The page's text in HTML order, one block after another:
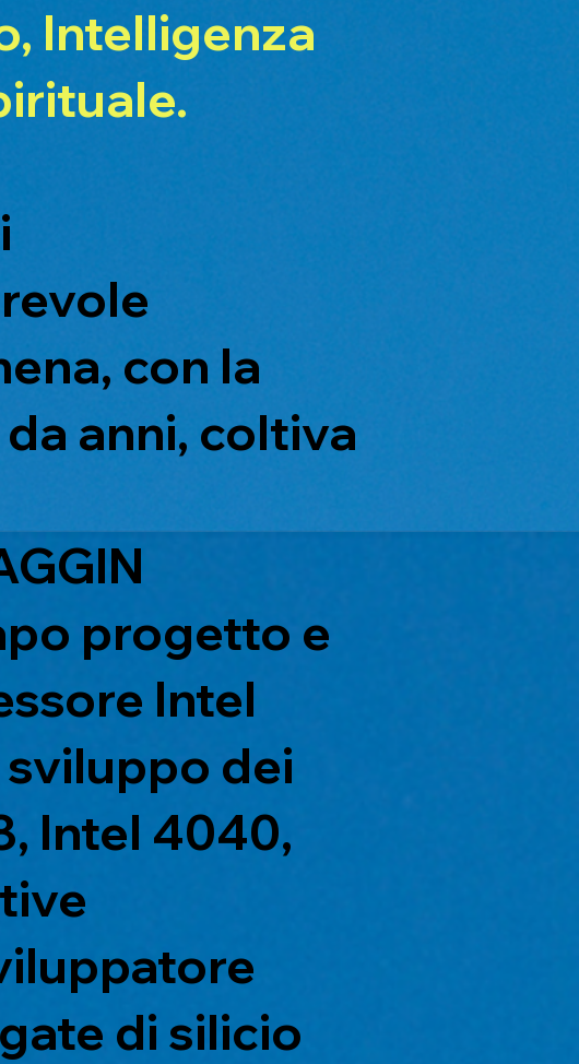
Intelligenza
con la
anni, coltiva
progetto e
Intel
dei
Intel 4040,
di silicio